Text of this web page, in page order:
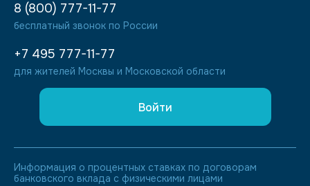
8 (800) 777-11-77
бесплатный звонок по России
+7 495 777-11-77
для жителей Москвы и Московской области
Войти
Информация о процентных ставках по договорам
банковского вклада с физическими лицами